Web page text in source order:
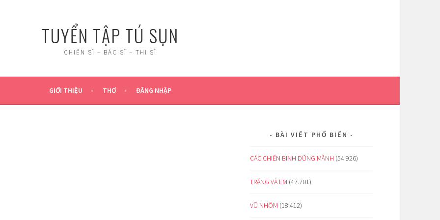
TUYỂN TẬP TÚ SỤN
CHIẾN SĨ – BÁC SĨ – THI SĨ
GIỚI THIỆU THƠ ĐĂNG NHẬP
BÀI VIẾT PHỔ BIẾN
CÁC CHIẾN BINH DŨNG MÃNH (54.926)
TRĂNG VÀ EM (47.701)
VŨ NHÔM (18.412)